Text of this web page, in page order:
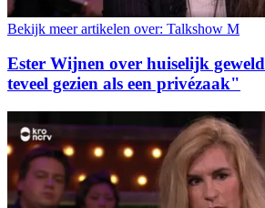
Bekijk meer artikelen over: Talkshow M
Ester Wijnen over huiselijk
teveel gezien als een privézaak"